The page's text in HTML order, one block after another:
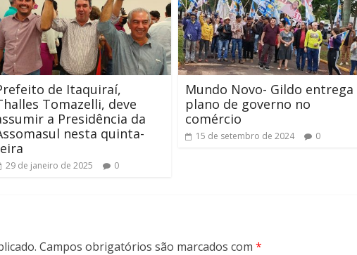
de Itaquiraí,
Tomazelli, deve
a Presidência da
nesta quinta-
29 de janeiro de 2025 0
Mundo Novo- Gildo entrega
plano de governo no
comércio
15 de setembro de 2024 0
Campos obrigatórios são marcados com *